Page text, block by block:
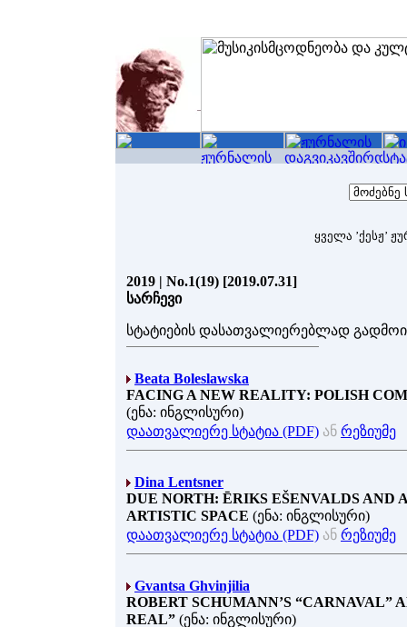
ყველა ’ქესჟ’
2019 | No.1(19) [2019.07.31]
სარჩევი
სტატიების დასათვალიერებლად
Beata Boleslawska
FACING A NEW REALITY: POLISH
(ენა: ინგლისური)
დაათვალიერე სტატია (PDF) ან რეზიუმე
Dina Lentsner
DUE NORTH: ĒRIKS EŠENVALDS AND
ARTISTIC SPACE (ენა: ინგლისური)
დაათვალიერე სტატია (PDF) ან რეზიუმე
Gvantsa Ghvinjilia
ROBERT SCHUMANN’S “CARNAVAL”
REAL” (ენა: ინგლისური)